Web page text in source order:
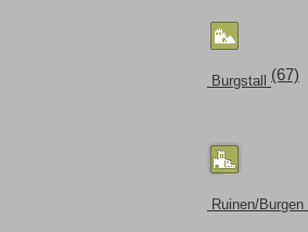
Burgstall (67)
Ruinen/Burgen